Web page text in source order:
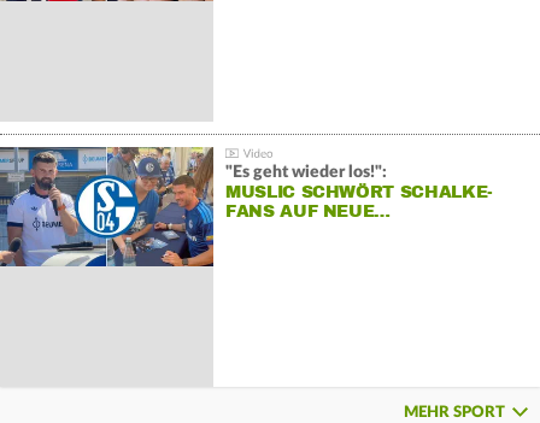
"Es geht wieder los!":
MUSLIC SCHWÖRT SCHALKE-
FANS AUF NEUE…
MEHR SPORT